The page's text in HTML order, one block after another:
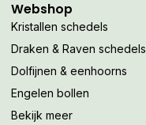
Webshop
Kristallen schedels
Draken & Raven schedels
Dolfijnen & eenhoorns
Engelen bollen
Bekijk meer